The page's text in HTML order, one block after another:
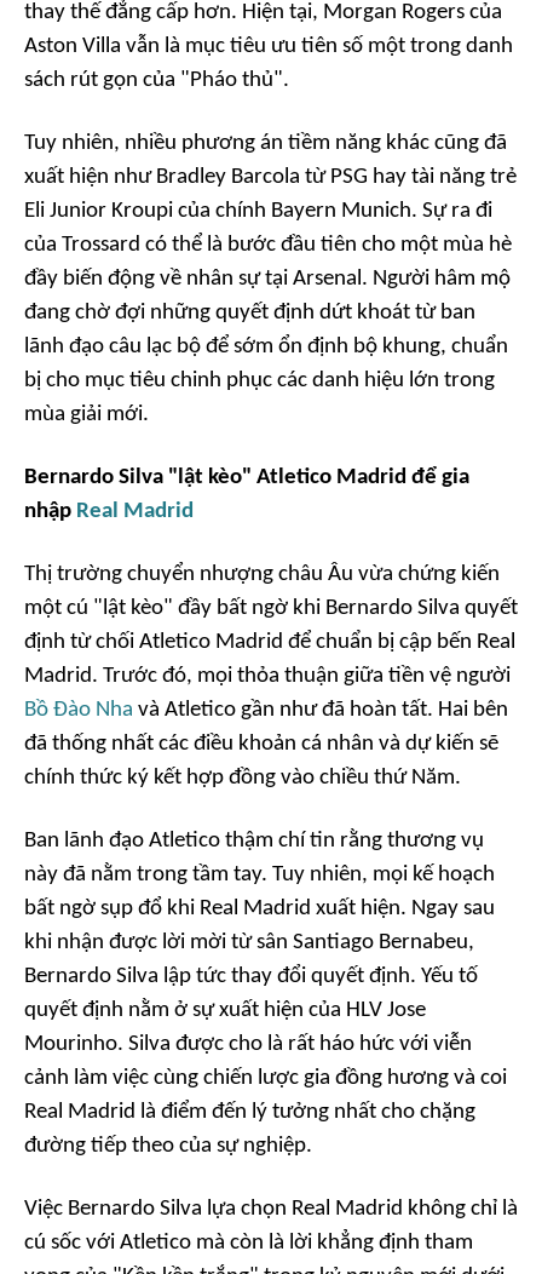
thay thế đẳng cấp hơn. Hiện tại, Morgan Rogers của
Aston Villa vẫn là mục tiêu ưu tiên số một trong danh
sách rút gọn của "Pháo thủ".
Tuy nhiên, nhiều phương án tiềm năng khác cũng đã
xuất hiện như Bradley Barcola từ PSG hay tài năng trẻ
Eli Junior Kroupi của chính Bayern Munich. Sự ra đi
của Trossard có thể là bước đầu tiên cho một mùa hè
đầy biến động về nhân sự tại Arsenal. Người hâm mộ
đang chờ đợi những quyết định dứt khoát từ ban
lãnh đạo câu lạc bộ để sớm ổn định bộ khung, chuẩn
bị cho mục tiêu chinh phục các danh hiệu lớn trong
mùa giải mới.
Bernardo Silva "lật kèo" Atletico Madrid để gia
nhập Real Madrid
Thị trường chuyển nhượng châu Âu vừa chứng kiến
một cú "lật kèo" đầy bất ngờ khi Bernardo Silva quyết
định từ chối Atletico Madrid để chuẩn bị cập bến Real
Madrid. Trước đó, mọi thỏa thuận giữa tiền vệ người
Bồ Đào Nha và Atletico gần như đã hoàn tất. Hai bên
đã thống nhất các điều khoản cá nhân và dự kiến sẽ
chính thức ký kết hợp đồng vào chiều thứ Năm.
Ban lãnh đạo Atletico thậm chí tin rằng thương vụ
này đã nằm trong tầm tay. Tuy nhiên, mọi kế hoạch
bất ngờ sụp đổ khi Real Madrid xuất hiện. Ngay sau
khi nhận được lời mời từ sân Santiago Bernabeu,
Bernardo Silva lập tức thay đổi quyết định. Yếu tố
quyết định nằm ở sự xuất hiện của HLV Jose
Mourinho. Silva được cho là rất háo hức với viễn
cảnh làm việc cùng chiến lược gia đồng hương và coi
Real Madrid là điểm đến lý tưởng nhất cho chặng
đường tiếp theo của sự nghiệp.
Việc Bernardo Silva lựa chọn Real Madrid không chỉ là
cú sốc với Atletico mà còn là lời khẳng định tham